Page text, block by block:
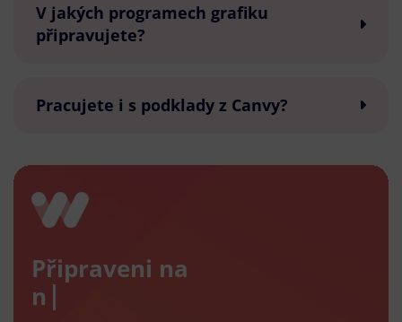
V jakých programech grafiku
připravujete?
Pracujete i s podklady z Canvy?
Připraveni na
nový e-